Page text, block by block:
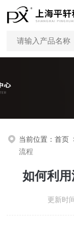
当前位置：首页
流程
如何利
更新时